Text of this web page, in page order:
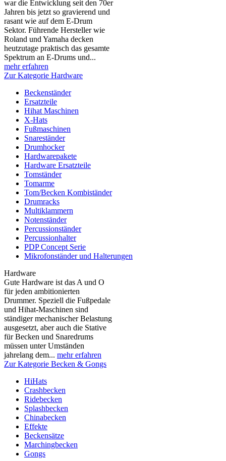
war die Entwicklung seit den 70er
Jahren bis jetzt so gravierend und
rasant wie auf dem E-Drum
Sektor. Führende Hersteller wie
Roland und Yamaha decken
heutzutage praktisch das gesamte
Spektrum an E-Drums und...
mehr erfahren
Zur Kategorie Hardware
Beckenständer
Ersatzteile
Hihat Maschinen
X-Hats
Fußmaschinen
Snareständer
Drumhocker
Hardwarepakete
Hardware Ersatzteile
Tomständer
Tomarme
Tom/Becken Kombiständer
Drumracks
Multiklammern
Notenständer
Percussionständer
Percussionhalter
PDP Concept Serie
Mikrofonständer und Halterungen
Hardware
Gute Hardware ist das A und O
für jeden ambitionierten
Drummer. Speziell die Fußpedale
und Hihat-Maschinen sind
ständiger mechanischer Belastung
ausgesetzt, aber auch die Stative
für Becken und Snaredrums
müssen unter Umständen
jahrelang dem... mehr erfahren
Zur Kategorie Becken & Gongs
HiHats
Crashbecken
Ridebecken
Splashbecken
Chinabecken
Effekte
Beckensätze
Marchingbecken
Gongs